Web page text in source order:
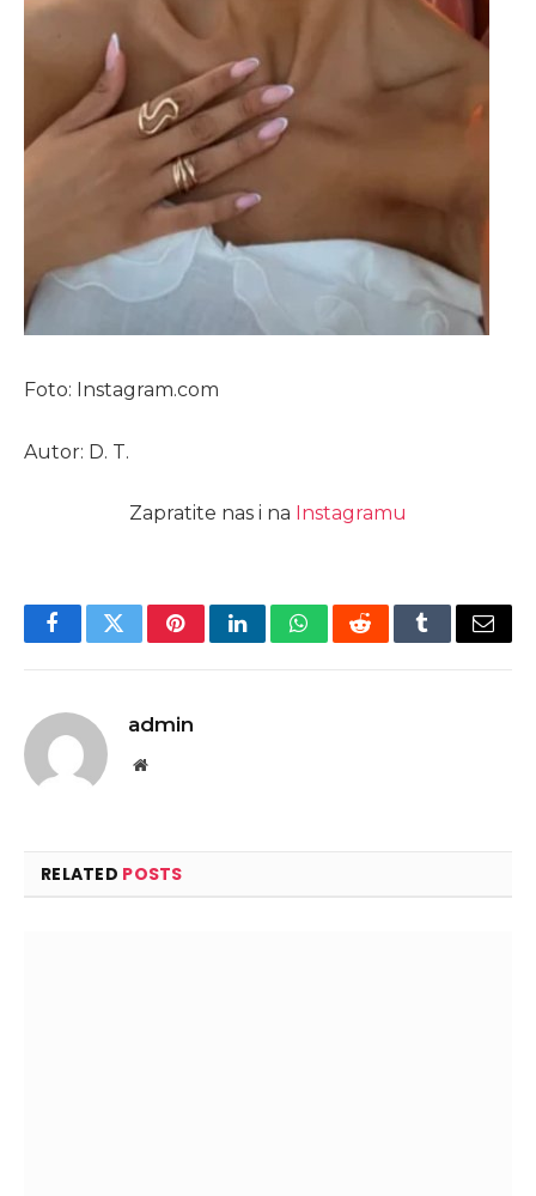
Foto: Instagram.com
Autor: D. T.
Zapratite nas i na Instagramu
FacebookTwitterPinterestLinkedInWhatsAppRedditTumblrEmail
admin
Website
RELATED POSTS